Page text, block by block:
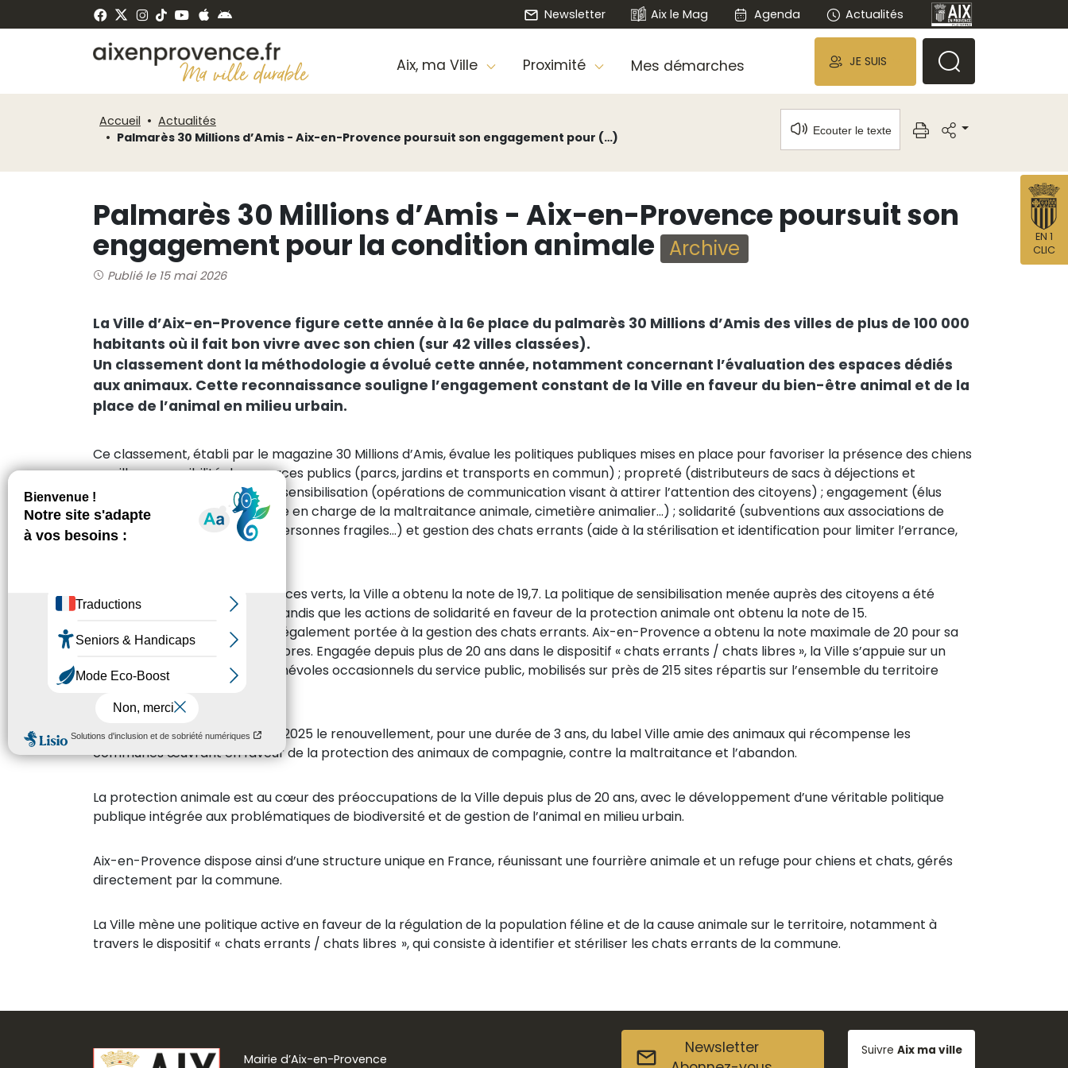
Newsletter Aix le Mag Agenda Actualités
Aix, ma Ville Proximité Mes démarches JE SUIS
Accueil
Actualités
Palmarès 30 Millions d’Amis - Aix-en-Provence poursuit son engagement pour (…)
Ecouter le texte
Palmarès 30 Millions d’Amis - Aix-en-Provence poursuit son
engagement pour la condition animale Archive
Publié le 15 mai 2026
La Ville d’Aix-en-Provence figure cette année à la 6e place du palmarès 30 Millions d’Amis des villes de plus de 100 000
habitants où il fait bon vivre avec son chien (sur 42 villes classées).
Un classement dont la méthodologie a évolué cette année, notamment concernant l’évaluation des espaces dédiés
aux animaux. Cette reconnaissance souligne l’engagement constant de la Ville en faveur du bien-être animal et de la
place de l’animal en milieu urbain.
Ce classement, établi par le magazine 30 Millions d’Amis, évalue les politiques publiques mises en place pour favoriser la présence des chiens
en ville : accessibilité des espaces publics (parcs, jardins et transports en commun) ; propreté (distributeurs de sacs à déjections et
signalement des utilisateurs) ; sensibilisation (opérations de communication visant à attirer l’attention des citoyens) ; engagement (élus
dédiés à la cause animale, prise en charge de la maltraitance animale, cimetière animalier…) ; solidarité (subventions aux associations de
protection animale, aide aux personnes fragiles…) et gestion des chats errants (aide à la stérilisation et identification pour limiter l’errance,
Pour l’accessibilité de ses espaces verts, la Ville a obtenu la note de 19,7. La politique de sensibilisation menée auprès des citoyens a été
saluée avec une note de 16,7, tandis que les actions de solidarité en faveur de la protection animale ont obtenu la note de 15.
Une attention particulière est également portée à la gestion des chats errants. Aix-en-Provence a obtenu la note maximale de 20 pour sa
politique en faveur des chats libres. Engagée depuis plus de 20 ans dans le dispositif « chats errants / chats libres », la Ville s’appuie sur un
réseau de nourriciers et de bénévoles occasionnels du service public, mobilisés sur près de 215 sites répartis sur l’ensemble du territoire
Aix-en-Provence a obtenu en 2025 le renouvellement, pour une durée de 3 ans, du label Ville amie des animaux qui récompense les
communes œuvrant en faveur de la protection des animaux de compagnie, contre la maltraitance et l’abandon.
La protection animale est au cœur des préoccupations de la Ville depuis plus de 20 ans, avec le développement d’une véritable politique
publique intégrée aux problématiques de biodiversité et de gestion de l’animal en milieu urbain.
Aix-en-Provence dispose ainsi d’une structure unique en France, réunissant une fourrière animale et un refuge pour chiens et chats, gérés
directement par la commune.
La Ville mène une politique active en faveur de la régulation de la population féline et de la cause animale sur le territoire, notamment à
travers le dispositif « chats errants / chats libres », qui consiste à identifier et stériliser les chats errants de la commune.
Mairie d’Aix-en-Provence
Newsletter
Suivre Aix ma ville
EN 1
CLIC
de
Panneau de gestion des cookies